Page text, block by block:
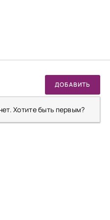
ДОБАВИТЬ
Хотите быть первым?